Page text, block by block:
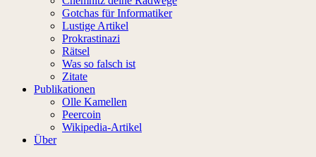
Gotchas für Informatiker
Lustige Artikel
Prokrastinazi
Rätsel
Was so falsch ist
Zitate
Publikationen
Olle Kamellen
Peercoin
Wikipedia-Artikel
Über